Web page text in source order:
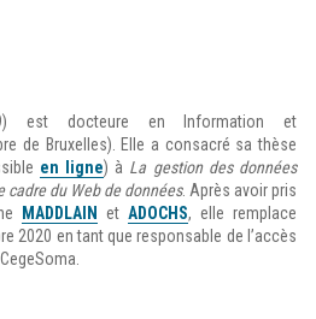
est docteure en Information et
de Bruxelles). Elle a consacré sa thèse
en ligne) à La gestion des données
cadre du Web de données. Après avoir pris
MADDLAIN et ADOCHS, elle remplace
2020 en tant que responsable de l’accès